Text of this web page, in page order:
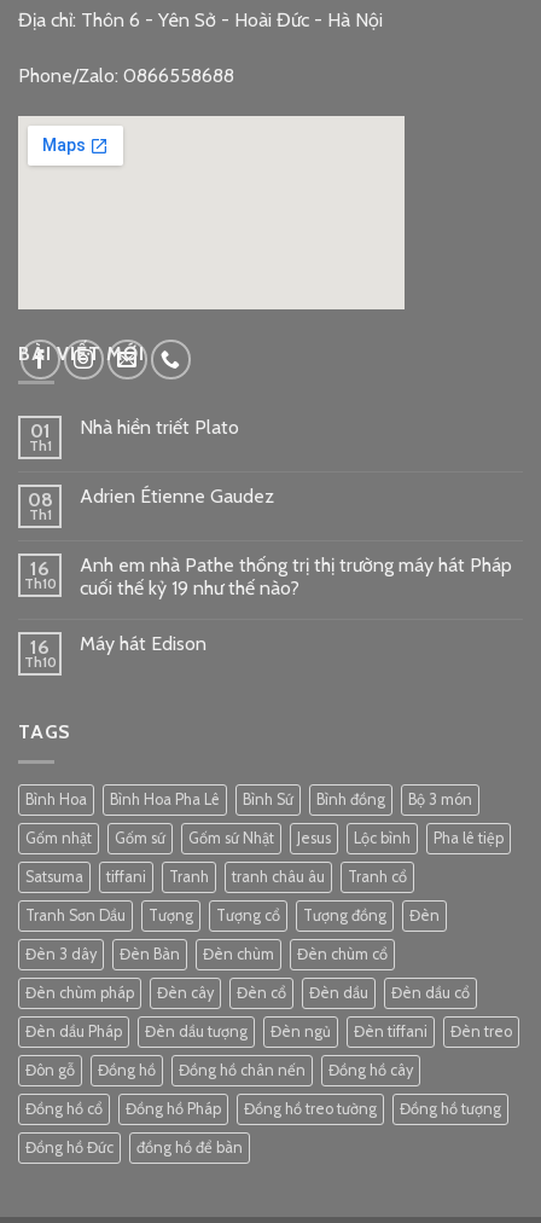
Địa chỉ: Thôn 6 - Yên Sở - Hoài Đức - Hà Nội
Phone/Zalo: 0866558688
BÀI VIẾT MỚI
01
Th1
Nhà hiền triết Plato
08
Th1
Adrien Étienne Gaudez
16
Th10
Anh em nhà Pathe thống trị thị trường máy hát Pháp
cuối thế kỷ 19 như thế nào?
16
Th10
Máy hát Edison
TAGS
Bình Hoa Bình Hoa Pha Lê Bình Sứ Bình đồng Bộ 3 món
Gốm nhật Gốm sứ Gốm sứ Nhật Jesus Lộc bình Pha lê tiệp
Satsuma tiffani Tranh tranh châu âu Tranh cổ
Tranh Sơn Dầu Tượng Tượng cổ Tượng đồng Đèn
Đèn 3 dây Đèn Bàn Đèn chùm Đèn chùm cổ
Đèn chùm pháp Đèn cây Đèn cổ Đèn dầu Đèn dầu cổ
Đèn dầu Pháp Đèn dầu tượng Đèn ngủ Đèn tiffani Đèn treo
Đôn gỗ Đồng hồ Đồng hồ chân nến Đồng hồ cây
Đồng hồ cổ Đồng hồ Pháp Đồng hồ treo tường Đồng hồ tượng
Đồng hồ Đức đồng hồ để bàn